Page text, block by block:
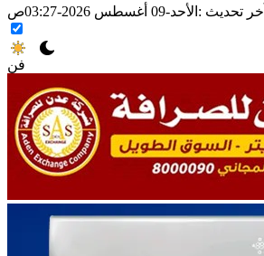
آخر تحديث : الأحد-09 أغسطس 2026-03:27ص
فن